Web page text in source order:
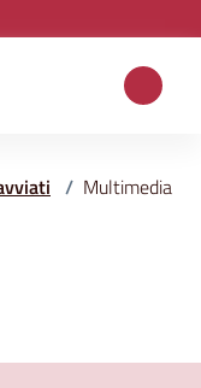
/ Multimedia